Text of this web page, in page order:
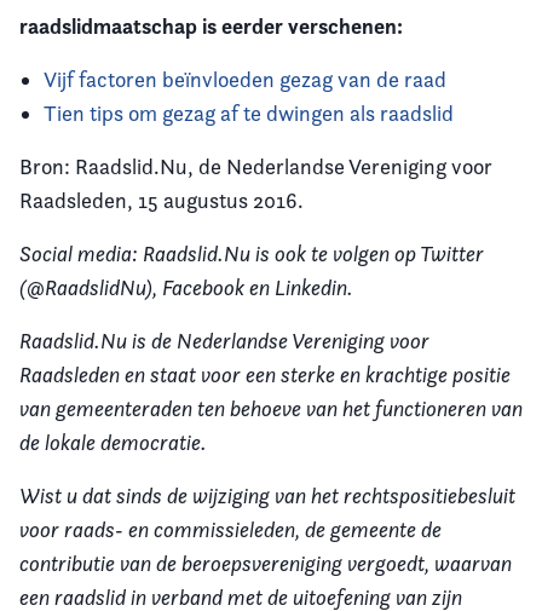
raadslidmaatschap is eerder verschenen:
Vijf factoren beïnvloeden gezag van de raad
Tien tips om gezag af te dwingen als raadslid
Bron: Raadslid.Nu, de Nederlandse Vereniging voor
Raadsleden, 15 augustus 2016.
Social media: Raadslid.Nu is ook te volgen op Twitter
(@RaadslidNu), Facebook en Linkedin.
Raadslid.Nu is de Nederlandse Vereniging voor
Raadsleden en staat voor een sterke en krachtige positie
van gemeenteraden ten behoeve van het functioneren van
de lokale democratie.
Wist u dat sinds de wijziging van het rechtspositiebesluit
voor raads- en commissieleden, de gemeente de
contributie van de beroepsvereniging vergoedt, waarvan
een raadslid in verband met de uitoefening van zijn